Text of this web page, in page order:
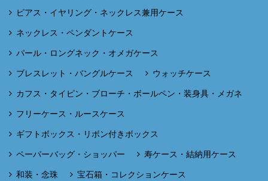
ピアス・イヤリング・ネックレス兼用ケース
ネックレス・ペンダントケース
パール・ロングネック・オメガケース
ブレスレット・バングルケース ウォッチケース
カフス・タイピン・ブローチ・ボールペン・装身具・メガネ
フリーケース・ルースケース
ギフトボックス・リボン付きボックス
ペーパーバッグ・ショッパー 寿ケース・結納用ケース
和装・念珠 宝石箱・コレクションケース